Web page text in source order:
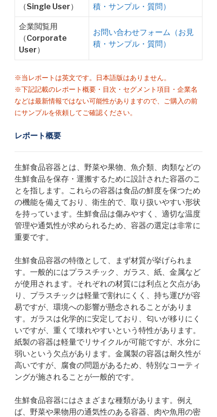
（Single User）
積・サンプル・質問）
企業閲覧用
（Corporate
User）
お問い合わせフォーム（お見
積・サンプル・質問）
※当レポートは英文です。日本語版はありません。
※下記記載のレポート概要・目次・セグメント項目・企業名
などは最新情報ではない可能性がありますので、ご購入の前
にサンプルを依頼してご確認ください。
レポート概要
生鮮食品容器とは、野菜や果物、魚介類、肉類などの
生鮮食品を保存・運搬するために設計された容器のこ
とを指します。これらの容器は食品の鮮度を保つため
の機能を備えており、衛生的で、取り扱いやすい形状
を持っています。生鮮食品は傷みやすく、適切な温度
管理や通気性が求められるため、容器の選定は非常に
重要です。
生鮮食品容器の特徴として、まず材質が挙げられま
す。一般的にはプラスチック、ガラス、紙、金属など
が使用されます。それぞれの材質には利点と欠点があ
り、プラスチックは軽量で割れにくく、持ち運びが容
易ですが、環境への影響が懸念されることがありま
す。ガラスは化学的に安定しており、匂いが移りにく
いですが、重くて壊れやすいという特性があります。
紙製の容器は軽量でリサイクルが可能ですが、水分に
弱いという欠点があります。金属製の容器は耐久性が
高いですが、腐食の問題があるため、特別なコーティ
ングが施されることが一般的です。
生鮮食品容器にはさまざまな種類があります。例え
ば、野菜や果物用の通気性のある容器、肉や魚用の密